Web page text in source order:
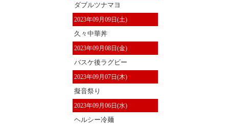
ダブルツナマヨ
2023年09月09日(土)
久々中華丼
2023年09月08日(金)
バスケ後ラグビー
2023年09月07日(木)
擬音祭り
2023年09月06日(水)
ヘルシー冷麺